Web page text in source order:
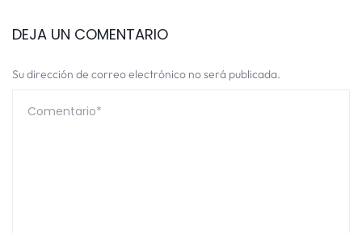
DEJA UN COMENTARIO
Su dirección de correo electrónico no será publicada.